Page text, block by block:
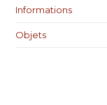
Informations
Objets